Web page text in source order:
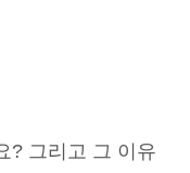
? 그리고 그 이유